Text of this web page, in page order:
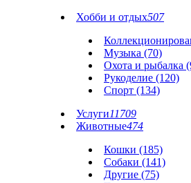
Хобби и отдых507
Музыка (70)
Охота и рыбалка
Рукоделие (120)
Спорт (134)
Услуги11709
Животные474
Кошки (185)
Собаки (141)
Другие (75)